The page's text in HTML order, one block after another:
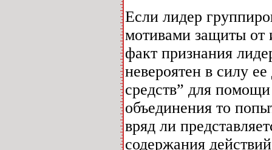
Если лидер
мотивами защиты от
факт признания
невероятен в силу
средств” для
объединения то
вряд ли
содержания